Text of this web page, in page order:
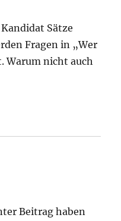
Sätze
Fragen in „Wer
Warum nicht auch
Beitrag haben